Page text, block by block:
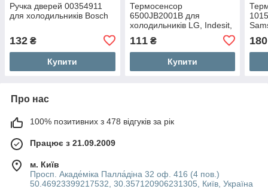
Ручка дверей 00354911
для холодильників Bosch
132 ₴
Купити
Термосенсор
6500JB2001B для
холодильників LG, Indesit,
111₴
Купити
180
Про нас
100% позитивних з 478 відгуків за рік
Працює з 21.09.2009
м. Київ
Просп. Акаде́міка Палла́діна 32 оф. 416 (4 пов.)
50.46923399217532, 30.357120906231305, Київ, Україна